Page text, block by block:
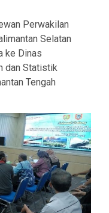
Perwakilan
Selatan
ke Dinas
dan Statistik
Tengah